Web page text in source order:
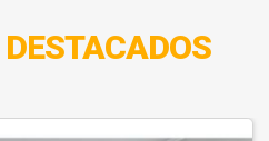
DESTACADOS